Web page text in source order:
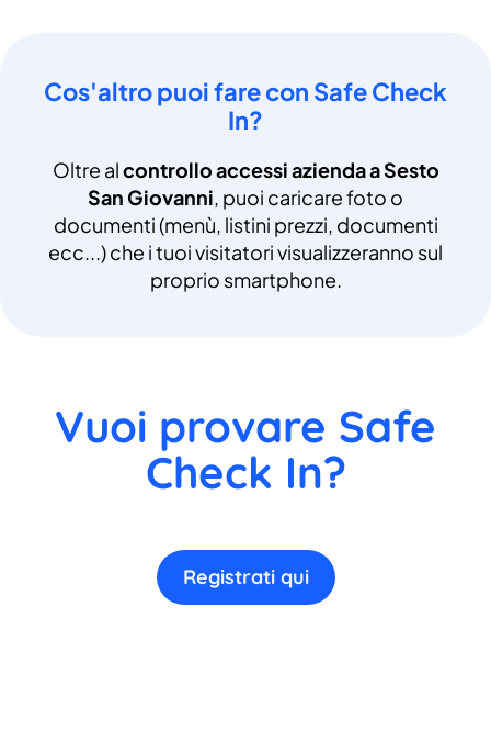
Cos'altro puoi fare con Safe Check
In?
Oltre alcontrollo accessi azienda a Sesto
San Giovanni, puoi caricare foto o
documenti (menù, listini prezzi, documenti
ecc...) che i tuoi visitatori visualizzeranno sul
proprio smartphone.
Vuoi provare Safe
Check In?
Registrati qui